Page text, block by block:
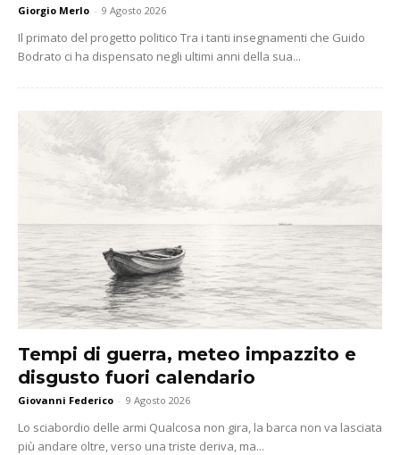
Giorgio Merlo - 9 Agosto 2026
Il primato del progetto politico Tra i tanti insegnamenti che Guido
Bodrato ci ha dispensato negli ultimi anni della sua...
Tempi di guerra, meteo impazzito e
disgusto fuori calendario
Giovanni Federico - 9 Agosto 2026
Lo sciabordio delle armi Qualcosa non gira, la barca non va lasciata
più andare oltre, verso una triste deriva, ma...